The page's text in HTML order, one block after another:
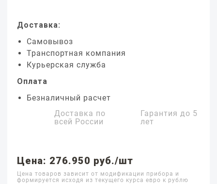
Доставка:
Самовывоз
Транспортная компания
Курьерская служба
Оплата
Безналичный расчет
Доставка по
всей России
Гарантия до 5
лет
Цена: 276.950 руб./шт
Цена товаров зависит от модификации прибора и
формируется исходя из текущего курса евро к рублю